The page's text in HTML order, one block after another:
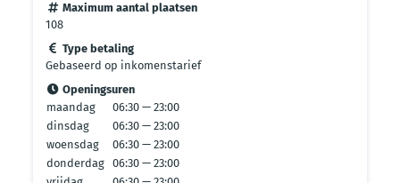
Maximum aantal plaatsen
108
Type betaling
Gebaseerd op inkomenstarief
Openingsuren
maandag
06:30 — 23:00
dinsdag
06:30 — 23:00
woensdag
06:30 — 23:00
donderdag 06:30 — 23:00